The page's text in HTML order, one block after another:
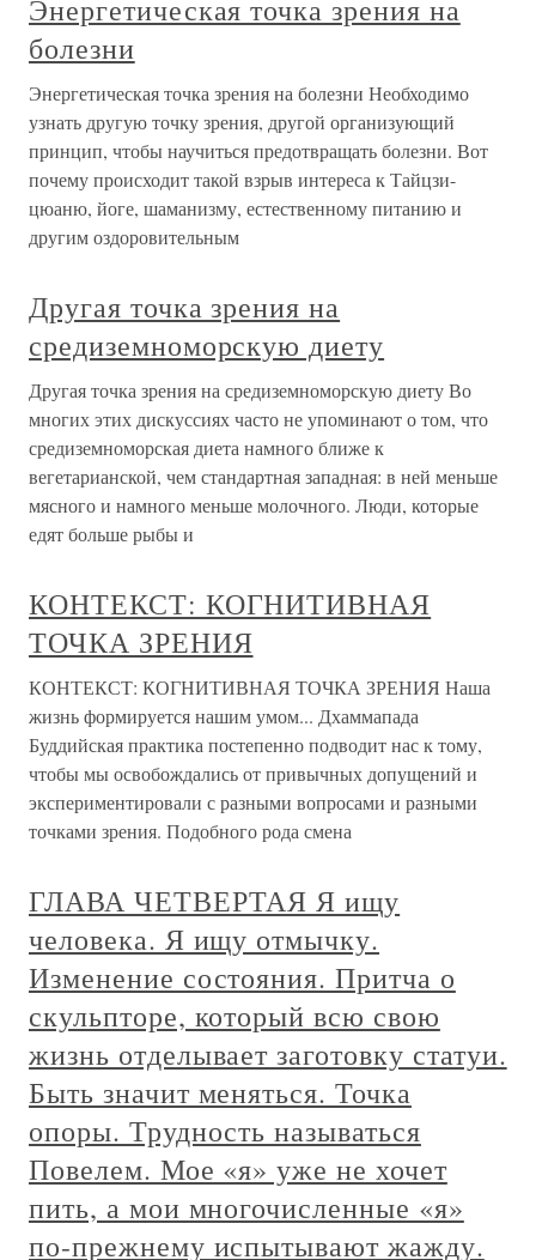
Энергетическая точка зрения на
болезни
Энергетическая точка зрения на болезни Необходимо
узнать другую точку зрения, другой организующий
принцип, чтобы научиться предотвращать болезни. Вот
почему происходит такой взрыв интереса к Тайцзи-
цюаню, йоге, шаманизму, естественному питанию и
другим оздоровительным
Другая точка зрения на
средиземноморскую диету
Другая точка зрения на средиземноморскую диету Во
многих этих дискуссиях часто не упоминают о том, что
средиземноморская диета намного ближе к
вегетарианской, чем стандартная западная: в ней меньше
мясного и намного меньше молочного. Люди, которые
едят больше рыбы и
КОНТЕКСТ: КОГНИТИВНАЯ
ТОЧКА ЗРЕНИЯ
КОНТЕКСТ: КОГНИТИВНАЯ ТОЧКА ЗРЕНИЯ Наша
жизнь формируется нашим умом... Дхаммапада
Буддийская практика постепенно подводит нас к тому,
чтобы мы освобождались от привычных допущений и
экспериментировали с разными вопросами и разными
точками зрения. Подобного рода смена
ГЛАВА ЧЕТВЕРТАЯ Я ищу
человека. Я ищу отмычку.
Изменение состояния. Притча о
скульпторе, который всю свою
жизнь отделывает заготовку статуи.
Быть значит меняться. Точка
опоры. Трудность называться
Повелем. Мое «я» уже не хочет
пить, а мои многочисленные «я»
по-прежнему испытывают жажду.